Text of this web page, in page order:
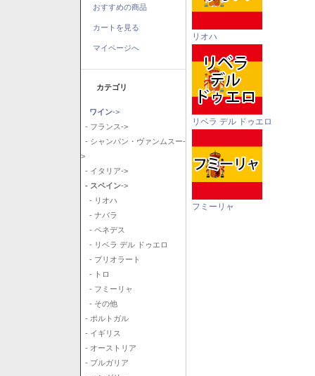
おすすめの商品
カートを見る
マイページへ
カテゴリ
ワイン->
- フランス->
- シャンパン・ヴァンムスー-
>
- イタリア->
- スペイン->
- リオハ
- ナバラ
- ペネデス
- リベラ デル ドゥエロ
- プリオラート
- トロ
- フミーリャ
- その他
- ポルトガル
- イギリス
- オーストリア
- ブルガリア
リオハ
リベラ デル ドゥエロ
フミーリャ